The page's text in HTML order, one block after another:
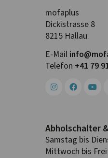
mofaplus
Dickistrasse 8
8215 Hallau
E-Mail
Telefon +41 79
Abhol­schalter
Samstag bis
Mittwoch bis